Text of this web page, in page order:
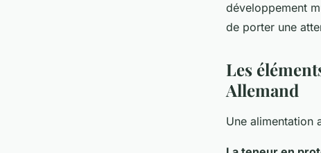
développement
de porter une
Les
Allemand
Une alimentation